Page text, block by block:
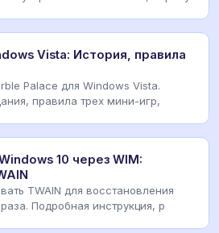
Vista: История, правила
Palace для Windows Vista.
правила трех мини-игр,
10 через WIM:
TWAIN для восстановления
Подробная инструкция, р